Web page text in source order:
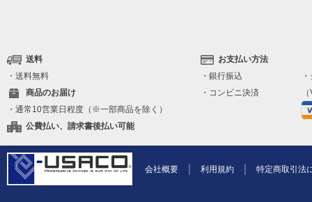
送料
・送料無料
商品のお届け
・通常10営業日程度（※一部商品を除く）
公費払い、請求書後払い可能
お支払い方法
・銀行振込
・コンビニ決済
会社概要 利用規約 特定商取引法